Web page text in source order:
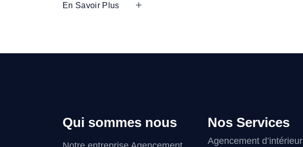
En Savoir Plus
Qui sommes nous Nos Services
Agencement d’intérieur